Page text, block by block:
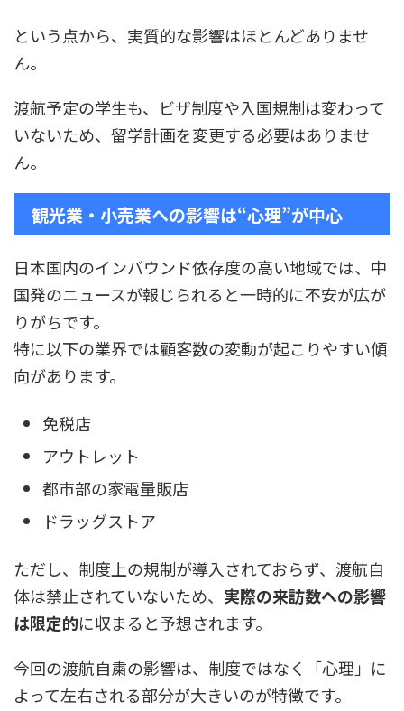
という点から、実質的な影響はほとんどありませ
ん。
渡航予定の学生も、ビザ制度や入国規制は変わって
いないため、留学計画を変更する必要はありませ
ん。
観光業・小売業への影響は“心理”が中心
日本国内のインバウンド依存度の高い地域では、中
国発のニュースが報じられると一時的に不安が広が
りがちです。
特に以下の業界では顧客数の変動が起こりやすい傾
向があります。
免税店
アウトレット
都市部の家電量販店
ドラッグストア
ただし、制度上の規制が導入されておらず、渡航自
体は禁止されていないため、 実際の来訪数への影響
は限定的に収まると予想されます。
今回の渡航自粛の影響は、制度ではなく「心理」に
よって左右される部分が大きいのが特徴です。